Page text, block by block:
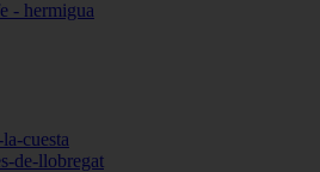
- hermigua
cuesta
de-llobregat